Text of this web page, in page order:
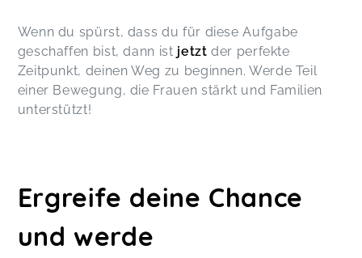
Wenn du spürst, dass du für diese Aufgabe
geschaffen bist, dann ist jetzt der perfekte
Zeitpunkt, deinen Weg zu beginnen. Werde Teil
einer Bewegung, die Frauen stärkt und Familien
unterstützt!
Ergreife deine Chance
und werde